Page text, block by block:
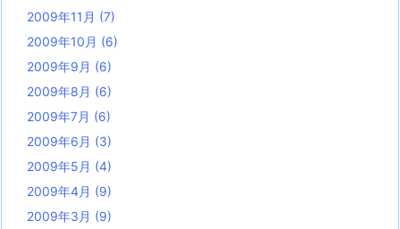
2009年11月 (7)
2009年10月 (6)
2009年9月 (6)
2009年8月 (6)
2009年7月 (6)
2009年6月 (3)
2009年5月 (4)
2009年4月 (9)
2009年3月 (9)